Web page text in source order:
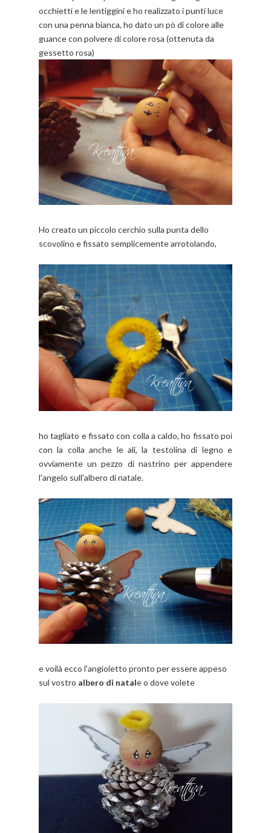
occhietti e le lentiggini e ho realizzato i punti luce
con una penna bianca, ho dato un pò di colore alle
guance con polvere di colore rosa (ottenuta da
gessetto rosa)
Ho creato un piccolo cerchio sulla punta dello
scovolino e fissato semplicemente arrotolando,
ho tagliato e fissato con colla a caldo, ho fissato poi
con la colla anche le ali, la testolina di legno e
ovviamente un pezzo di nastrino per appendere
l'angelo sull'albero di natale.
e voilà ecco l'angioletto pronto per essere appeso
sul vostro albero di natale o dove volete